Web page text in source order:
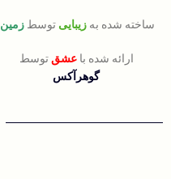
ساخته شده به زیبایی توسط زمین
ارائه شده باعشق توسط
گوهرآکس